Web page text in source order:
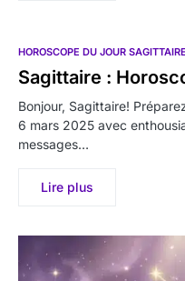
HOROSCOPE DU JOUR SAGITTAIRE
Sagittaire :
Bonjour, Sagittaire!
6 mars 2025 avec
messages…
Lire plus